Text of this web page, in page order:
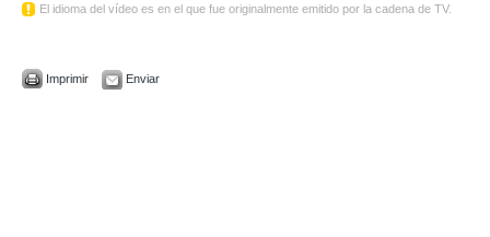
El idioma del vídeo es en el que fue originalmente emitido por la cadena de TV.
Imprimir Enviar